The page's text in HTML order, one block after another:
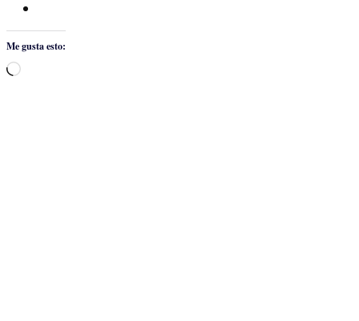
Me gusta esto:
Cargando...